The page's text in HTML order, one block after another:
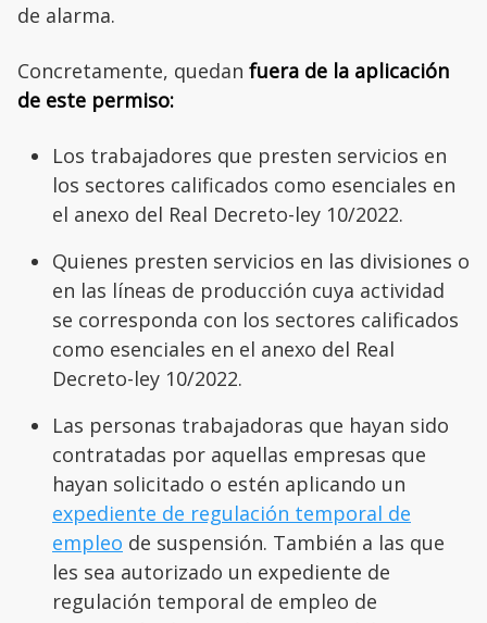
de alarma.
Concretamente, quedan fuera de la aplicación
de este permiso:
Los trabajadores que presten servicios en
los sectores calificados como esenciales en
el anexo del Real Decreto-ley 10/2022.
Quienes presten servicios en las divisiones o
en las líneas de producción cuya actividad
se corresponda con los sectores calificados
como esenciales en el anexo del Real
Decreto-ley 10/2022.
Las personas trabajadoras que hayan sido
contratadas por aquellas empresas que
hayan solicitado o estén aplicando un
expediente de regulación temporal de
empleo de suspensión. También a las que
les sea autorizado un expediente de
regulación temporal de empleo de